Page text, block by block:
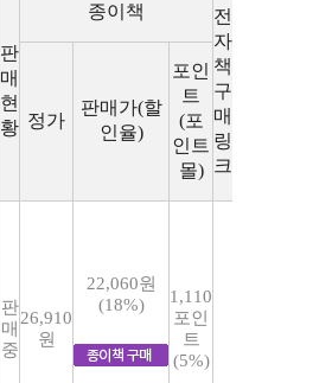
판
매
현
황
종이책
전
자
책
구
매
링
크
정가
판매가(할
인율)
포인
트
(포
인트
몰)
판
매
중
26,910
원
22,060원
(18%)
1,110
포인
트
(5%)